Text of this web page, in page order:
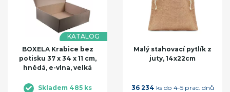
KATALOG
BOXELA Krabice bez
potisku 37 x 34 x 11 cm,
hnědá, e-vlna, velká
Skladem 485 ks
Malý stahovací pytlík z
juty, 14x22cm
36 234 ks do 4-5 prac. dnů